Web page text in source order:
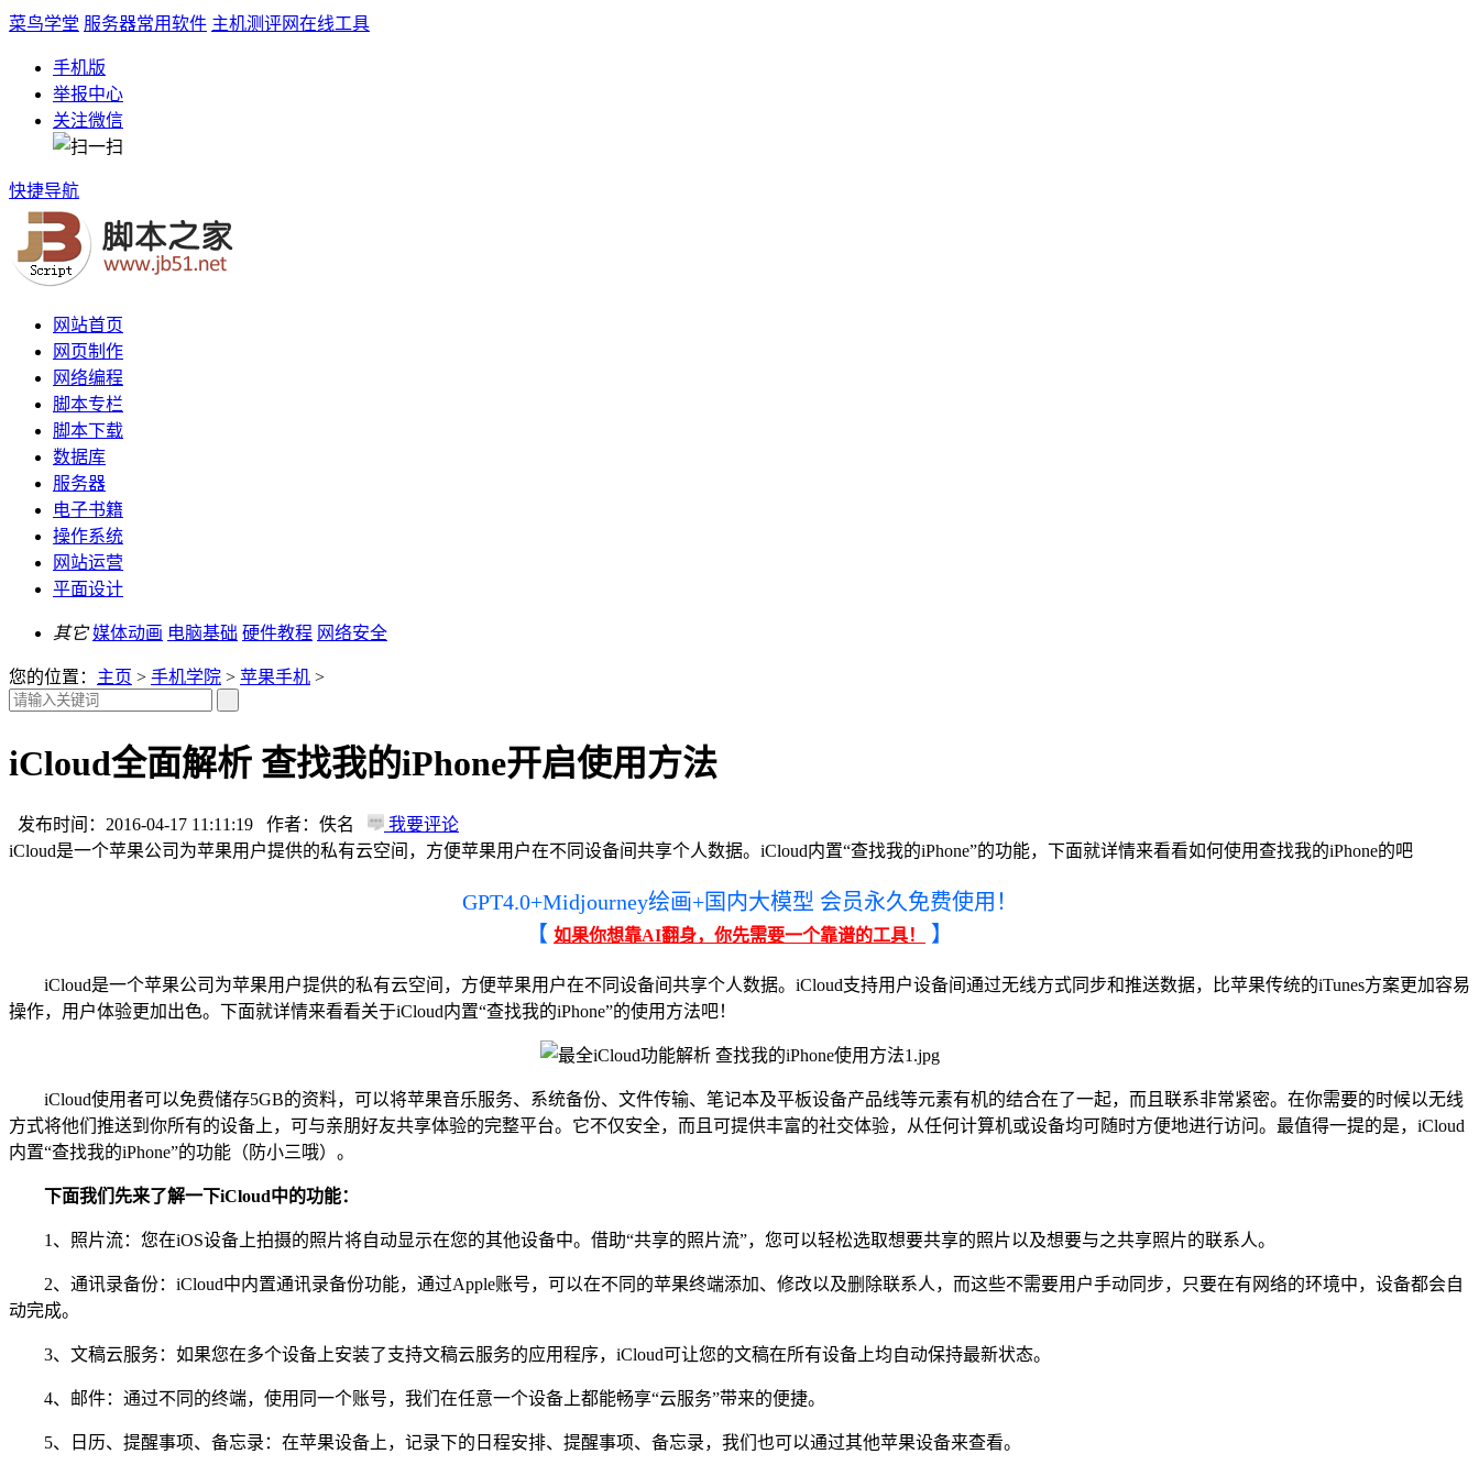
菜鸟学堂 服务器常用软件 主机测评网在线工具
手机版
举报中心
关注微信
快捷导航
网站首页
网页制作
网络编程
脚本专栏
脚本下载
数据库
服务器
电子书籍
操作系统
网站运营
平面设计
其它 媒体动画 电脑基础 硬件教程 网络安全
您的位置： 主页 > 手机学院 > 苹果手机 >
iCloud全面解析 查找我的iPhone开启使用方法
发布时间：2016-04-17 11:11:19 作者：佚名
我要评论
iCloud是一个苹果公司为苹果用户提供的私有云空间，方便苹果用户在不同设备间共享个人数据。iCloud内置“查找我的iPhone”的功能，下面就详情来看看如何使用查找我的iPhone的吧
GPT4.0+Midjourney绘画+国内大模型 会员永久免费使用！
【 如果你想靠AI翻身，你先需要一个靠谱的工具！ 】
iCloud是一个苹果公司为苹果用户提供的私有云空间，方便苹果用户在不同设备间共享个人数据。iCloud支持用户设备间通过无线方式同步和推送数据，比苹果传统的iTunes方案更加容易
操作，用户体验更加出色。下面就详情来看看关于iCloud内置“查找我的iPhone”的使用方法吧！
iCloud使用者可以免费储存5GB的资料，可以将苹果音乐服务、系统备份、文件传输、笔记本及平板设备产品线等元素有机的结合在了一起，而且联系非常紧密。在你需要的时候以无线
方式将他们推送到你所有的设备上，可与亲朋好友共享体验的完整平台。它不仅安全，而且可提供丰富的社交体验，从任何计算机或设备均可随时方便地进行访问。最值得一提的是，iCloud
内置“查找我的iPhone”的功能（防小三哦）。
下面我们先来了解一下iCloud中的功能：
1、照片流：您在iOS设备上拍摄的照片将自动显示在您的其他设备中。借助“共享的照片流”，您可以轻松选取想要共享的照片以及想要与之共享照片的联系人。
2、通讯录备份：iCloud中内置通讯录备份功能，通过Apple账号，可以在不同的苹果终端添加、修改以及删除联系人，而这些不需要用户手动同步，只要在有网络的环境中，设备都会自
动完成。
3、文稿云服务：如果您在多个设备上安装了支持文稿云服务的应用程序，iCloud可让您的文稿在所有设备上均自动保持最新状态。
4、邮件：通过不同的终端，使用同一个账号，我们在任意一个设备上都能畅享“云服务”带来的便捷。
5、日历、提醒事项、备忘录：在苹果设备上，记录下的日程安排、提醒事项、备忘录，我们也可以通过其他苹果设备来查看。